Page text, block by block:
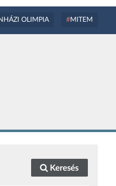
OLIMPIA MITEM
Keresés